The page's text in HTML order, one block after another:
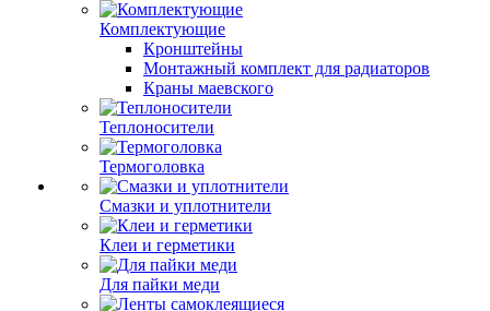
Комплектующие
Кронштейны
Монтажный комплект для радиаторов
Краны маевского
Теплоносители
Термоголовка
Смазки и уплотнители
Клеи и герметики
Для пайки меди